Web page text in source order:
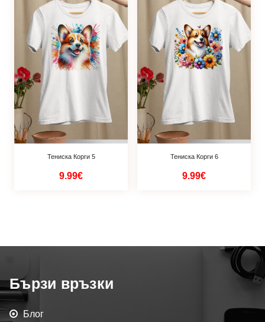
Тениска Корги 5
9.99€
Тениска Корги 6
9.99€
Бързи връзки
Блог